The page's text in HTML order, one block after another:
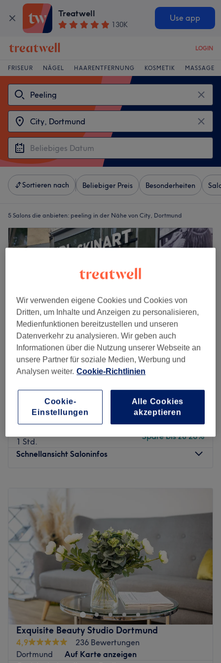
Treatwell
130K
Use app
LOGIN
FRISEUR NÄGEL HAARENTFERNUNG KOSMETIK MASSAGE
Sortieren nach Beliebiger Preis Besonderheiten
5 Salons die anbieten: peeling in der Nähe von City, Dortmund
KRL.Skinart mehr als nur Kosmetik
City, Dortmund
Auf Karte anzeigen
Nebenzeiten
Gesichtsbehandlung - Carbon
1 Std.
ab 95,20 €
Spare bis zu 20%
Schnellansicht Saloninfos
Mittwoch
Donnerstag
10:00–20:00
Freitag
Samstag
10:00
Sonntag
Geschlossen
Bei KRL.Skinart in Dortmund dreht sich alles um
strahlende Haut und echte Wohlfühlmomente. Das Studio
kombiniert moderne Beauty-Treatments mit einer
entspannten, stilvollen Atmosphäre, in der du den Alltag
hinter dir lassen kannst. Individuell abgestimmte
Behandlungen sorgen für sichtbare Ergebnisse und einen
natürlichen Glow – perfekt für deine persönliche Auszeit.
Exquisite Beauty Studio Dortmund
4,9
236 Bewertungen
Dortmund
Auf Karte anzeigen
Wir verwenden eigene Cookies und Cookies von
Dritten, um Inhalte und Anzeigen zu personalisieren,
Medienfunktionen bereitzustellen und unseren
Datenverkehr zu analysieren. Wir geben auch
Informationen über die Nutzung unserer Webseite an
unsere Partner für soziale Medien, Werbung und
Analysen weiter. Cookie-Richtlinien
Cookie-
Einstellungen
Alle Cookies
akzeptieren